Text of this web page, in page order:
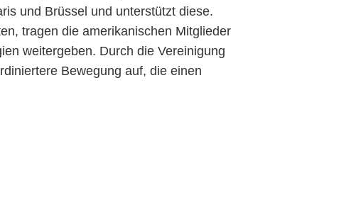
und Brüssel und unterstützt diese.
tragen die amerikanischen Mitglieder
weitergeben. Durch die Vereinigung
Bewegung auf, die einen